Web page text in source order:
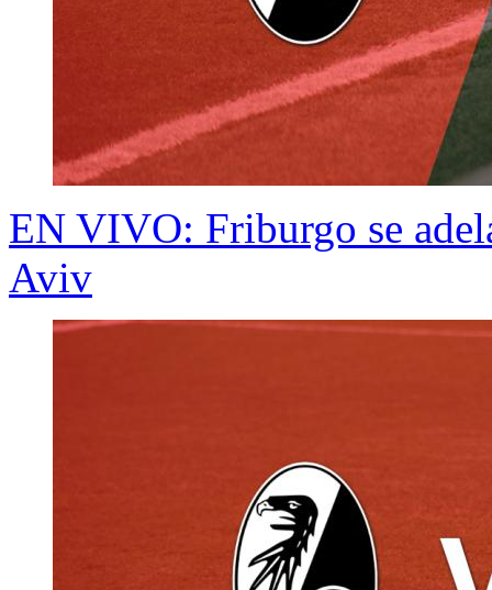
EN VIVO: Friburgo se
Aviv